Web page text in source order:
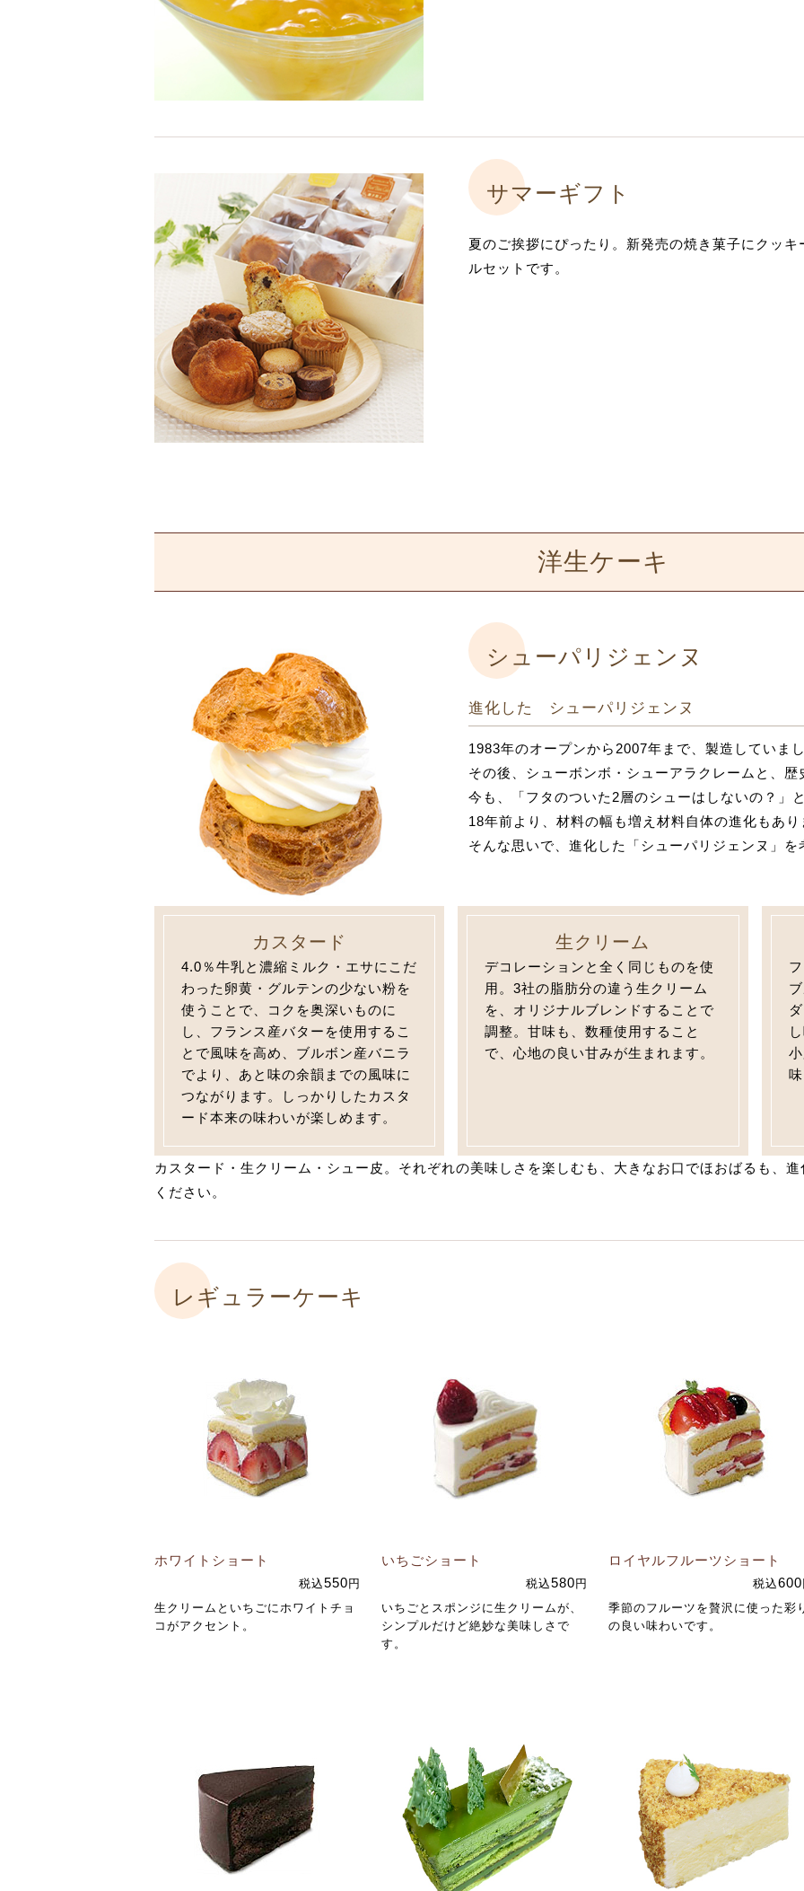
サマーギフト
夏のご挨拶にぴったり。新発売の焼き菓子にクッ
ルセットです。
洋生ケーキ
シューパリジェンヌ
進化した シューパリジェンヌ
1983年のオープンから2007年まで、製造していま
その後、シューボンボ・シューアラクレームと、歴
今も、「フタのついた2層のシューはしないの？」
18年前より、材料の幅も増え材料自体の進化もあ
そんな思いで、進化した「シューパリジェンヌ」を
カスタード
4.0％牛乳と濃縮ミルク・エサにこだ
わった卵黄・グルテンの少ない粉を
使うことで、コクを奥深いものに
し、フランス産バターを使用するこ
とで風味を高め、ブルボン産バニラ
でより、あと味の余韻までの風味に
つながります。しっかりしたカスタ
ード本来の味わいが楽しめます。
生クリーム
デコレーションと全く同じものを使
用。3社の脂肪分の違う生クリーム
を、オリジナルブレンドすることで
調整。甘味も、数種使用すること
で、心地の良い甘みが生まれます。
カスタード・生クリーム・シュー皮。それぞれの美味しさを楽しむも、大きなお口でほおばるも、
ください。
レギュラーケーキ
ホワイトショート
税込550 円
生クリームといちごにホワイトチョ
コがアクセント。
いちごショート
税込580 円
いちごとスポンジに生クリームが、
シンプルだけど絶妙な美味しさで
す。
ロイヤルフルーツショート
税込600
季節のフルーツを贅沢に使った彩
の良い味わいです。